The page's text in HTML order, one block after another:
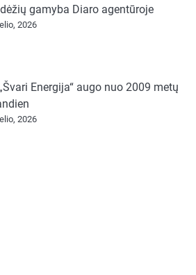
gamyba Diaro agentūroje
2026
Energija“ augo nuo 2009 metų
2026